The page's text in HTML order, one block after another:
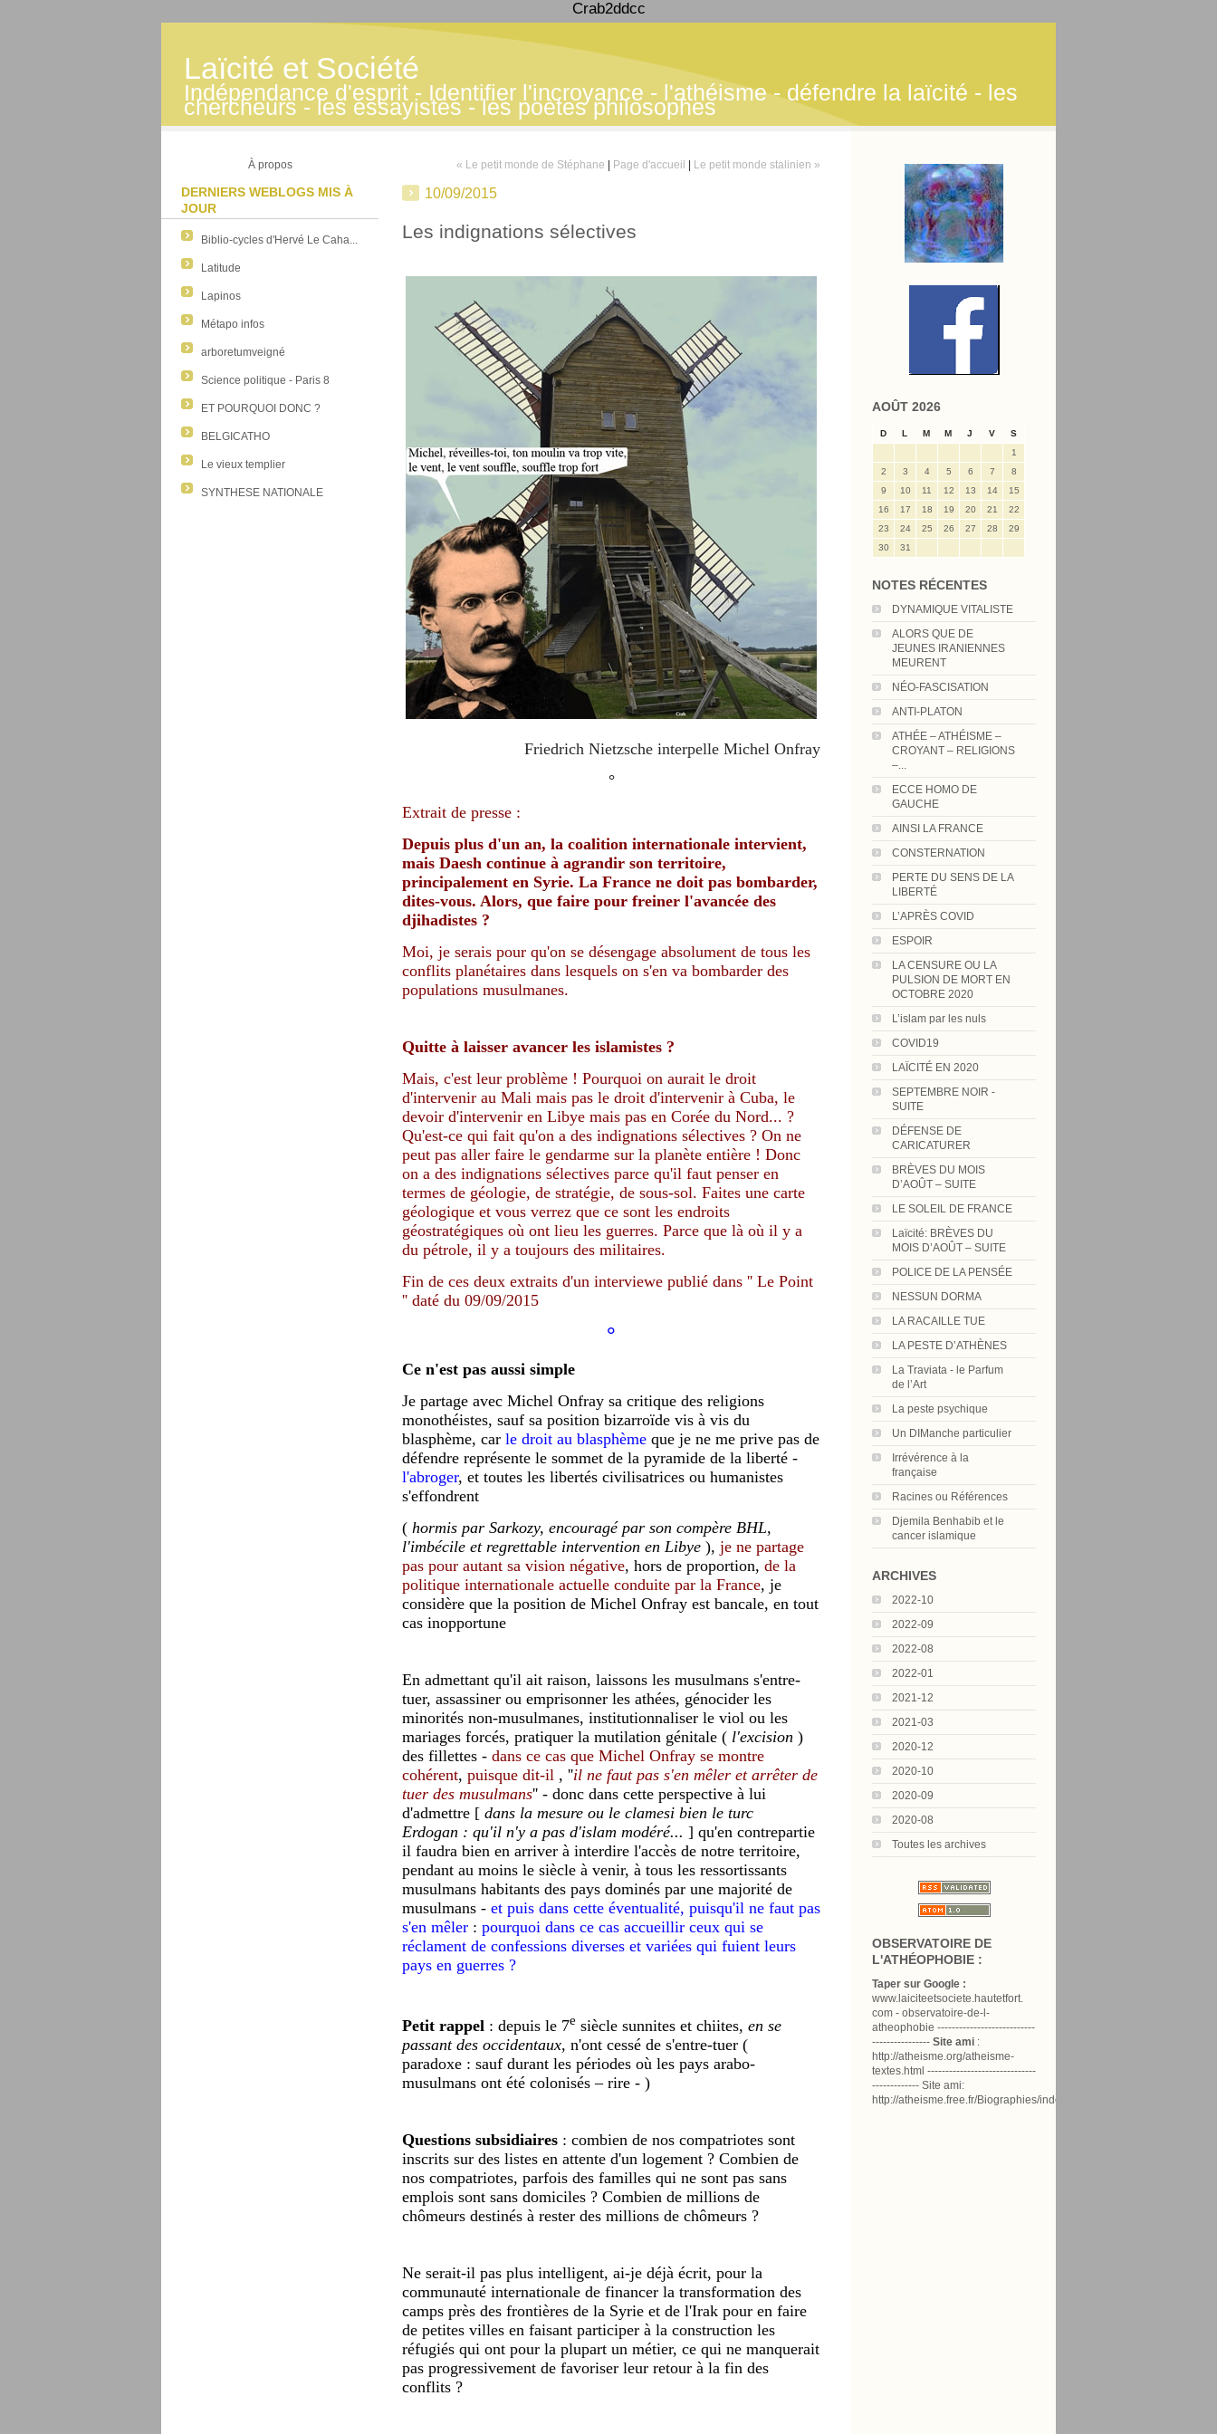
Crab2ddcc
Laïcité et Société
Indépendance d'esprit - Identifier l'incroyance - l'athéisme - défendre la laïcité - les
chercheurs - les essayistes - les poètes philosophes
À propos
DERNIERS WEBLOGS MIS À
JOUR
Biblio-cycles d'Hervé Le Caha...
Latitude
Lapinos
Métapo infos
arboretumveigné
Science politique - Paris 8
ET POURQUOI DONC ?
BELGICATHO
Le vieux templier
SYNTHESE NATIONALE
AOÛT 2026
D L M M J V
S
1
2
3 4 5 6 7
8
9
10 11 12 13 14
15
16
17 18 19 20 21
22
23
24 25 26 27 28
29
30
31
NOTES RÉCENTES
DYNAMIQUE VITALISTE
ALORS QUE DE
JEUNES IRANIENNES
MEURENT
NÉO-FASCISATION
ANTI-PLATON
ATHÉE – ATHÉISME –
CROYANT – RELIGIONS
–...
ECCE HOMO DE
GAUCHE
AINSI LA FRANCE
CONSTERNATION
PERTE DU SENS DE LA
LIBERTÉ
L’APRÈS COVID
ESPOIR
LA CENSURE OU LA
PULSION DE MORT EN
OCTOBRE 2020
L’islam par les nuls
COVID19
LAÏCITÉ EN 2020
SEPTEMBRE NOIR -
SUITE
DÉFENSE DE
CARICATURER
BRÈVES DU MOIS
D’AOÛT – SUITE
LE SOLEIL DE FRANCE
Laïcité: BRÈVES DU
MOIS D’AOÛT – SUITE
POLICE DE LA PENSÉE
NESSUN DORMA
LA RACAILLE TUE
LA PESTE D’ATHÈNES
La Traviata - le Parfum
de l’Art
La peste psychique
Un DIManche particulier
Irrévérence à la
française
Racines ou Références
Djemila Benhabib et le
cancer islamique
ARCHIVES
2022-10
2022-09
2022-08
2022-01
2021-12
2021-03
2020-12
2020-10
2020-09
2020-08
Toutes les archives
OBSERVATOIRE DE
L'ATHÉOPHOBIE :
Taper sur Google :
www.laiciteetsociete.hautetfort.
com - observatoire-de-l-
atheophobie ---------------------------
---------------- Site ami :
http://atheisme.org/atheisme-
textes.html ------------------------------
------------- Site ami:
http://atheisme.free.fr/Biographies/index.html
« Le petit monde de Stéphane Page d'accueil Le petit monde stalinien »
10/09/2015
Les indignations sélectives
Friedrich Nietzsche interpelle Michel Onfray
°
Extrait de presse :
Depuis plus d'un an, la coalition internationale intervient,
mais Daesh continue à agrandir son territoire,
principalement en Syrie. La France ne doit pas bombarder,
dites-vous. Alors, que faire pour freiner l'avancée des
djihadistes ?
Moi, je serais pour qu'on se désengage absolument de tous les
conflits planétaires dans lesquels on s'en va bombarder des
populations musulmanes.
Quitte à laisser avancer les islamistes ?
Mais, c'est leur problème ! Pourquoi on aurait le droit
d'intervenir au Mali mais pas le droit d'intervenir à Cuba, le
devoir d'intervenir en Libye mais pas en Corée du Nord... ?
Qu'est-ce qui fait qu'on a des indignations sélectives ? On ne
peut pas aller faire le gendarme sur la planète entière ! Donc
on a des indignations sélectives parce qu'il faut penser en
termes de géologie, de stratégie, de sous-sol. Faites une carte
géologique et vous verrez que ce sont les endroits
géostratégiques où ont lieu les guerres. Parce que là où il y a
du pétrole, il y a toujours des militaires.
Fin de ces deux extraits d'un interviewe publié dans '' Le Point
'' daté du 09/09/2015
°
Ce n'est pas aussi simple
Je partage avec Michel Onfray sa critique des religions
monothéistes, sauf sa position bizarroïde vis à vis du
blasphème, car le droit au blasphème que je ne me prive pas de
défendre représente le sommet de la pyramide de la liberté -
l'abroger, et toutes les libertés civilisatrices ou humanistes
s'effondrent
( hormis par Sarkozy, encouragé par son compère BHL,
l'imbécile et regrettable intervention en Libye ), je ne partage
pas pour autant sa vision négative, hors de proportion, de la
politique internationale actuelle conduite par la France, je
considère que la position de Michel Onfray est bancale, en tout
cas inopportune
En admettant qu'il ait raison, laissons les musulmans s'entre-
tuer, assassiner ou emprisonner les athées, génocider les
minorités non-musulmanes, institutionnaliser le viol ou les
mariages forcés, pratiquer la mutilation génitale ( l'excision )
des fillettes - dans ce cas que Michel Onfray se montre
cohérent, puisque dit-il , ''il ne faut pas s'en mêler et arrêter de
tuer des musulmans'' - donc dans cette perspective à lui
d'admettre [ dans la mesure ou le clamesi bien le turc
Erdogan : qu'il n'y a pas d'islam modéré... ] qu'en contrepartie
il faudra bien en arriver à interdire l'accès de notre territoire,
pendant au moins le siècle à venir, à tous les ressortissants
musulmans habitants des pays dominés par une majorité de
musulmans - et puis dans cette éventualité, puisqu'il ne faut pas
s'en mêler : pourquoi dans ce cas accueillir ceux qui se
réclament de confessions diverses et variées qui fuient leurs
pays en guerres ?
Petit rappel : depuis le 7e siècle sunnites et chiites, en se
passant des occidentaux, n'ont cessé de s'entre-tuer (
paradoxe : sauf durant les périodes où les pays arabo-
musulmans ont été colonisés – rire - )
Questions subsidiaires : combien de nos compatriotes sont
inscrits sur des listes en attente d'un logement ? Combien de
nos compatriotes, parfois des familles qui ne sont pas sans
emplois sont sans domiciles ? Combien de millions de
chômeurs destinés à rester des millions de chômeurs ?
Ne serait-il pas plus intelligent, ai-je déjà écrit, pour la
communauté internationale de financer la transformation des
camps près des frontières de la Syrie et de l'Irak pour en faire
de petites villes en faisant participer à la construction les
réfugiés qui ont pour la plupart un métier, ce qui ne manquerait
pas progressivement de favoriser leur retour à la fin des
conflits ?